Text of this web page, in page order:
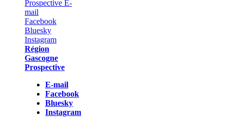
Région
Gascogne
Prospective
E-mail
Facebook
Bluesky
Instagram